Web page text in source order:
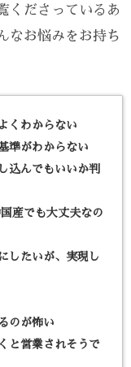
の第一石材の能
る石材店の中か
生に一度あるか
存じます。 それ
事柄につきまし
もの使命と考え
だいた理由の一
「お墓のあるべ
す」という、も
りません。 これ
しての大切なお
します。 最後に
いただきました
とも、何卒よろ
くださっているあ
なお悩みをお持ち
くわからない
準がわからない
込んでもいいか判
産でも大丈夫なの
したいが、実現し
のが怖い
と営業されそうで